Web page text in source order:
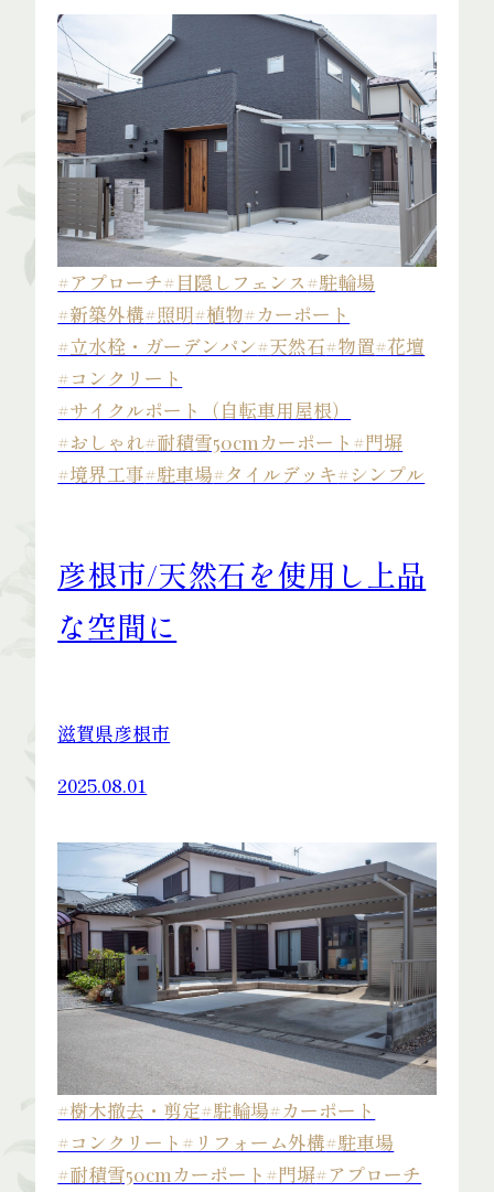
#アプローチ#目隠しフェンス#駐輪場
#新築外構#照明#植物#カーポート
#立水栓・ガーデンパン#天然石#物置#花壇
#コンクリート
#サイクルポート（自転車用屋根）
#おしゃれ#耐積雪50cmカーポート #門塀
#境界工事#駐車場#タイルデッキ#シンプル
彦根市/天然石を使用し上品
な空間に
滋賀県彦根市
2025.08.01
#樹木撤去・剪定#駐輪場#カーポート
#コンクリート #リフォーム外構#駐車場
#耐積雪50cmカーポート #門塀#アプローチ